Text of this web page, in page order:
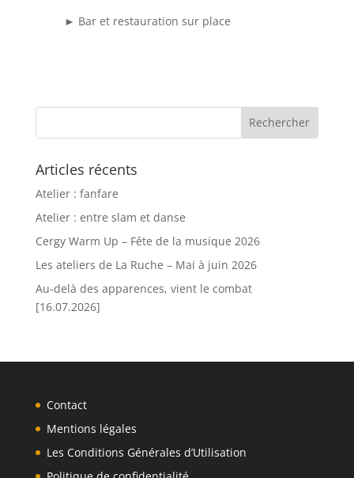
► Bar et restauration sur place
Articles récents
Atelier : fanfare
Atelier : entre slam et danse
Cergy Warm Up – Fête de la musique 2026
Les ateliers de La Ruche – Mai à juin 2026
Au-delà des apparences, vient le combat
[16.07.2026]
Contact
Mentions légales
Les Conditions Générales d’Utilisation